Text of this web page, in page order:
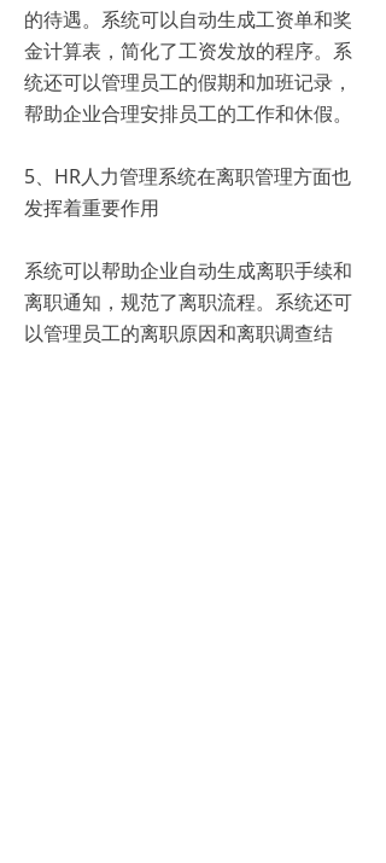
的待遇。系统可以自动生成工资单和奖
金计算表，简化了工资发放的程序。系
统还可以管理员工的假期和加班记录，
帮助企业合理安排员工的工作和休假。
5、HR人力管理系统在离职管理方面也
发挥着重要作用
系统可以帮助企业自动生成离职手续和
离职通知，规范了离职流程。系统还可
以管理员工的离职原因和离职调查结